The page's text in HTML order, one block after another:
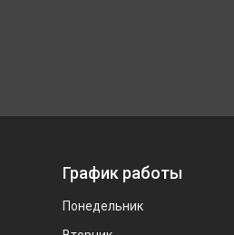
График работы
Понедельник